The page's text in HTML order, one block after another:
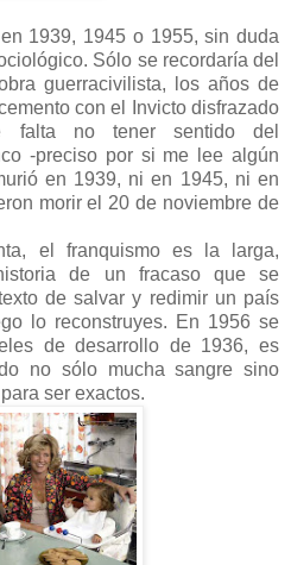
1939, 1945 o 1955, sin duda
Sólo se recordaría del
guerracivilista, los años de
con el Invicto disfrazado
falta no tener sentido del
-preciso por si me lee algún
en 1939, ni en 1945, ni en
morir el 20 de noviembre de
el franquismo es la larga,
de un fracaso que se
de salvar y redimir un país
lo reconstruyes. En 1956 se
de desarrollo de 1936, es
no sólo mucha sangre sino
ser exactos.